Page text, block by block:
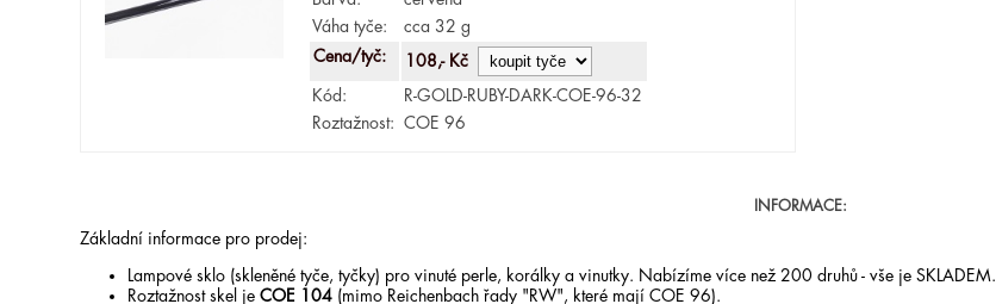
Váha tyče:
cca 32 g
Cena/tyč:
108,- Kč
Kód:
R-GOLD-RUBY-DARK-COE-96-32
Roztažnost:
COE 96
INFORMACE:
Základní informace pro prodej:
Lampové sklo (skleněné tyče, tyčky) pro vinuté perle, korálky a vinutky. Nabízíme více než 200 druhů - vše je SKLADEM.
Roztažnost skel jeCOE 104 (mimo Reichenbach řady "RW", které mají COE 96).